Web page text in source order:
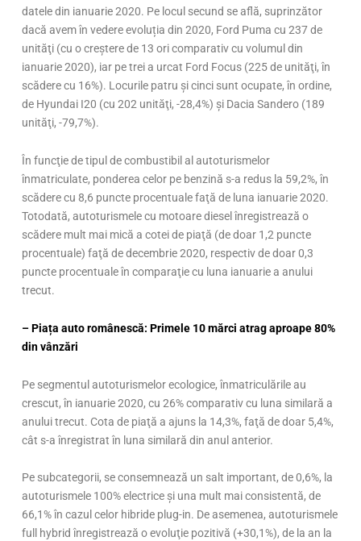
datele din ianuarie 2020. Pe locul secund se află, suprinzător
dacă avem în vedere evoluția din 2020, Ford Puma cu 237 de
unităţi (cu o creştere de 13 ori comparativ cu volumul din
ianuarie 2020), iar pe trei a urcat Ford Focus (225 de unităţi, în
scădere cu 16%). Locurile patru și cinci sunt ocupate, în ordine,
de Hyundai I20 (cu 202 unităţi, -28,4%) şi Dacia Sandero (189
unităţi, -79,7%).
În funcţie de tipul de combustibil al autoturismelor
înmatriculate, ponderea celor pe benzină s-a redus la 59,2%, în
scădere cu 8,6 puncte procentuale faţă de luna ianuarie 2020.
Totodată, autoturismele cu motoare diesel înregistrează o
scădere mult mai mică a cotei de piaţă (de doar 1,2 puncte
procentuale) faţă de decembrie 2020, respectiv de doar 0,3
puncte procentuale în comparaţie cu luna ianuarie a anului
trecut.
– Piața auto românescă: Primele 10 mărci atrag aproape 80%
din vânzări
Pe segmentul autoturismelor ecologice, înmatriculările au
crescut, în ianuarie 2020, cu 26% comparativ cu luna similară a
anului trecut. Cota de piaţă a ajuns la 14,3%, faţă de doar 5,4%,
cât s-a înregistrat în luna similară din anul anterior.
Pe subcategorii, se consemnează un salt important, de 0,6%, la
autoturismele 100% electrice şi una mult mai consistentă, de
66,1% în cazul celor hibride plug-in. De asemenea, autoturismele
full hybrid înregistrează o evoluţie pozitivă (+30,1%), de la an la